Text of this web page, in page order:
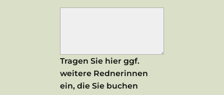
Tragen Sie hier ggf.
weitere Rednerinnen
ein, die Sie buchen